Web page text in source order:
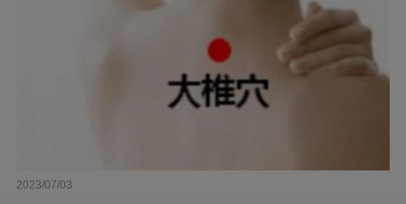
2023/07/03